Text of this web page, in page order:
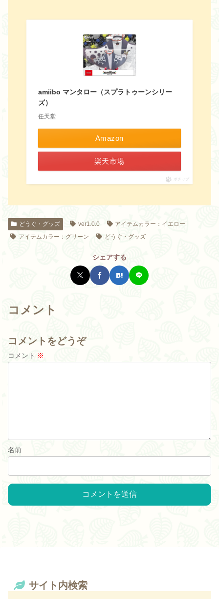
amiibo マンタロー（スプラトゥーンシリー
ズ）
任天堂
Amazon
楽天市場
ポチップ
どうぐ・グッズ ver1.0.0
アイテムカラー：イエロー
アイテムカラー：グリーン
どうぐ・グッズ
シェアする
コメント
コメントをどうぞ
コメント ※
名前
サイト内検索